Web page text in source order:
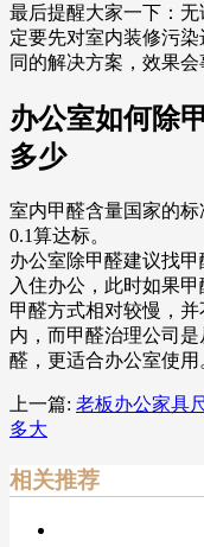
最后提醒大家一下：
定要先对室内装修污
同的解决方案，效果会
办公室如何除
多少
室内甲醛含量国家的
0.1算达标。
办公室除甲醛建议找
入住办公，此时如果
甲醛方式相对较慢，
内，而甲醛治理公司
醛，更适合办公室使用
上一篇: 老板办公家具
多大
相关推荐